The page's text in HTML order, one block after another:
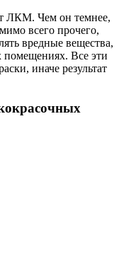
ЛКМ. Чем он темнее,
всего прочего,
вредные вещества,
Все эти
иначе результат